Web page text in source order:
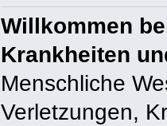
Willkommen
Krankheiten
Menschliche
Verletzungen,